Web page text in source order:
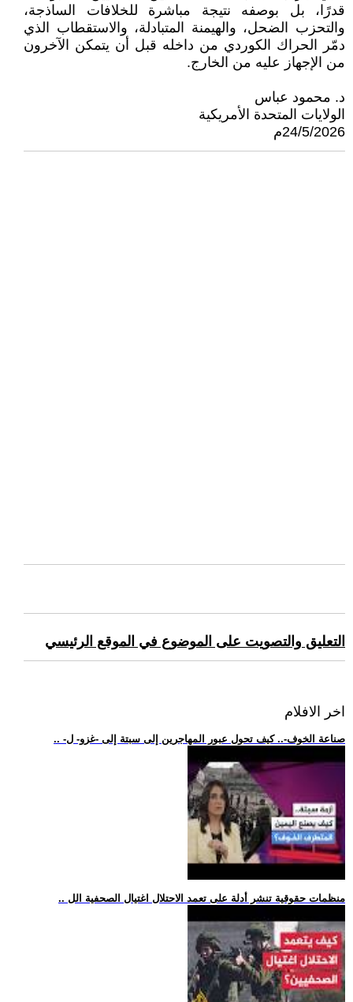
قدرًا، بل بوصفه نتيجة مباشرة للخلافات الساذجة،
والتحزب الضحل، والهيمنة المتبادلة، والاستقطاب الذي
دمّر الحراك الكوردي من داخله قبل أن يتمكن الآخرون
من الإجهاز عليه من الخارج.
د. محمود عباس
الولايات المتحدة الأمريكية
24/5/2026م
التعليق والتصويت على الموضوع في الموقع الرئيسي
اخر الافلام
.. -صناعة الخوف-.. كيف تحول عبور المهاجرين إلى سبتة إلى -غزو- ل
.. منظمات حقوقية تنشر أدلة على تعمد الاحتلال اغتيال الصحفية الل